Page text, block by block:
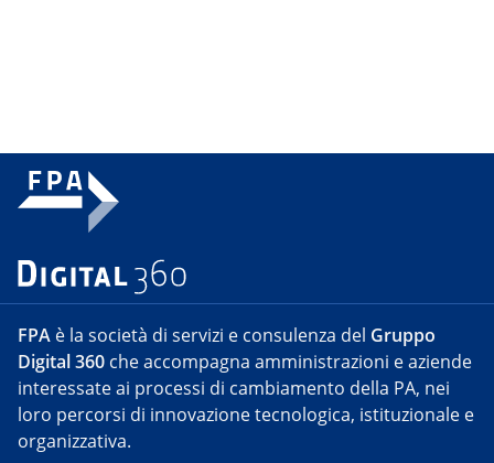
FPA è la società di servizi e consulenza del Gruppo
Digital 360 che accompagna amministrazioni e aziende
interessate ai processi di cambiamento della PA, nei
loro percorsi di innovazione tecnologica, istituzionale e
organizzativa.